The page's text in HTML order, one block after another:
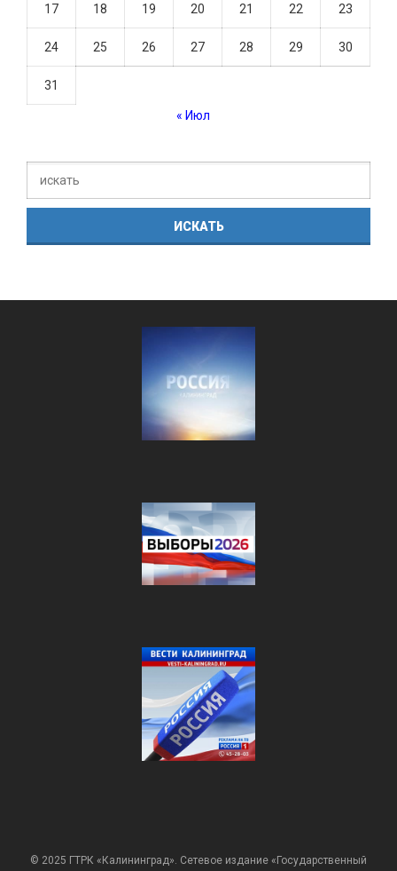
17 18 19 20 21 22 23
24 25 26 27 28 29 30
31
« Июл
© 2025 ГТРК «Калининград». Сетевое издание «Государственный